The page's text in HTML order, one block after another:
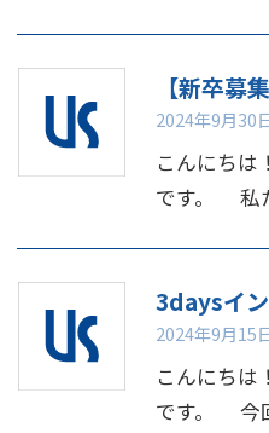
2024年9月30
こんにちは
です。 私
2024年9月15
こんにちは
です。 今